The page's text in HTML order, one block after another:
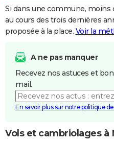
Si dans une commune, moins
au cours des trois dernières
proposée à la place. Voir la
A ne pas manquer
Recevez nos astuces et
mail.
En savoir plus sur notre politique
Vols et cambriolages à